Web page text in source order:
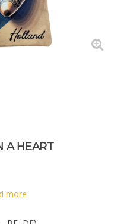
A HEART
more